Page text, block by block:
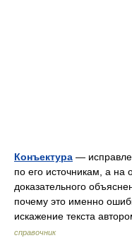
Конъектура —
по его источникам, а на
доказательного
почему это именно
искажение текста
справочник